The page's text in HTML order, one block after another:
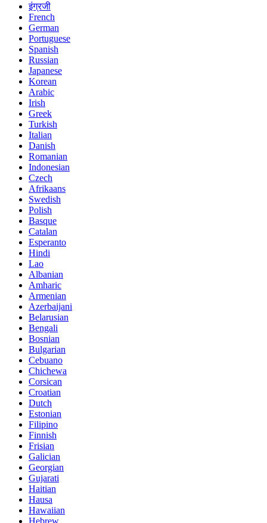
इंग्रजी
French
German
Portuguese
Spanish
Russian
Japanese
Korean
Arabic
Irish
Greek
Turkish
Italian
Danish
Romanian
Indonesian
Czech
Afrikaans
Swedish
Polish
Basque
Catalan
Esperanto
Hindi
Lao
Albanian
Amharic
Armenian
Azerbaijani
Belarusian
Bengali
Bosnian
Bulgarian
Cebuano
Chichewa
Corsican
Croatian
Dutch
Estonian
Filipino
Finnish
Frisian
Galician
Georgian
Gujarati
Haitian
Hausa
Hawaiian
Hebrew